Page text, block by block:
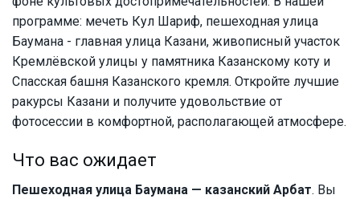
программе: мечеть Кул Шариф, пешеходная улица
Баумана - главная улица Казани, живописный участок
Кремлёвской улицы у памятника Казанскому коту и
Спасская башня Казанского кремля. Откройте лучшие
ракурсы Казани и получите удовольствие от
фотосессии в комфортной, располагающей атмосфере.
Что вас ожидает
Пешеходная улица Баумана — казанский Арбат. Вы